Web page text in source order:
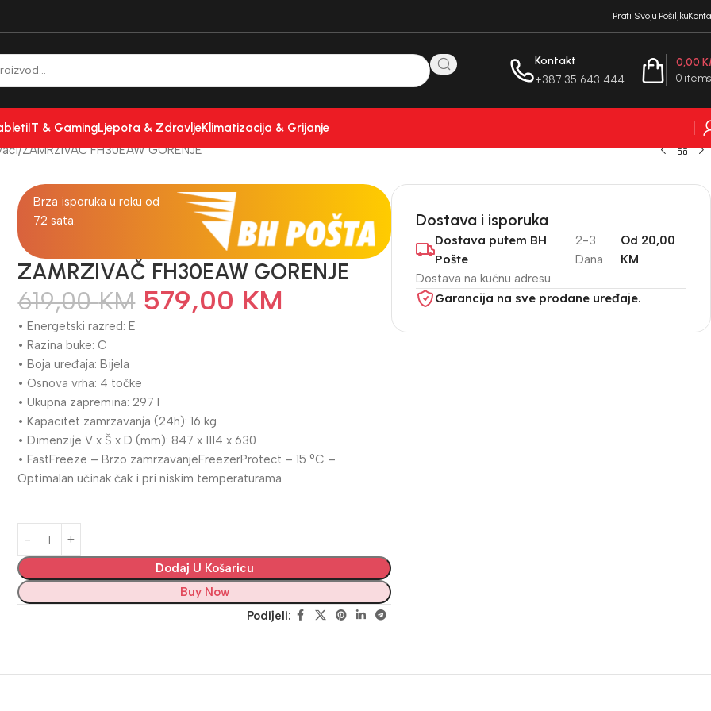
Prati Svoju Pošiljku
Kontakt
+387 35 643 444 0 items
0,00
IT & GamingLjepota & ZdravljeKlimatizacija & Grijanje
ZAMRZIVAČ FH30EAW GORENJE
Brza isporuka u roku od
72 sata.
ZAMRZIVAČ FH30EAW GORENJE
619,00KM 579,00 KM
• Energetski razred: E
• Razina buke: C
• Boja uređaja: Bijela
• Osnova vrha: 4 točke
• Ukupna zapremina: 297 l
• Kapacitet zamrzavanja (24h): 16 kg
• Dimenzije V x Š x D (mm): 847 x 1114 x 630
• FastFreeze – Brzo zamrzavanjeFreezerProtect – 15 °C –
Optimalan učinak čak i pri niskim temperaturama
Dodaj U Košaricu
Buy Now
Podijeli:
Dostava i isporuka
Dostava putem BH
Pošte
Dostava na kućnu adresu.
2-3
Dana
Od 20,00
KM
Garancija na sve prodane uređaje.